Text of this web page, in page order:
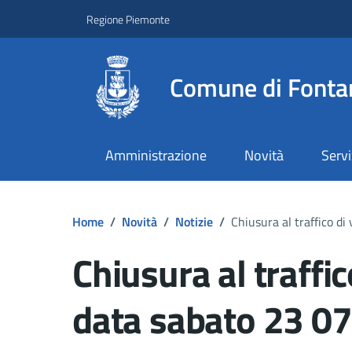
Regione Piemonte
Comune di
Amministrazione Novità
Home / Novità / Notizie / Chiusura al traffico di
Chiusura al
data sabato 23